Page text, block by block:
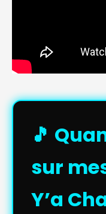
🎵
sur
Y’a